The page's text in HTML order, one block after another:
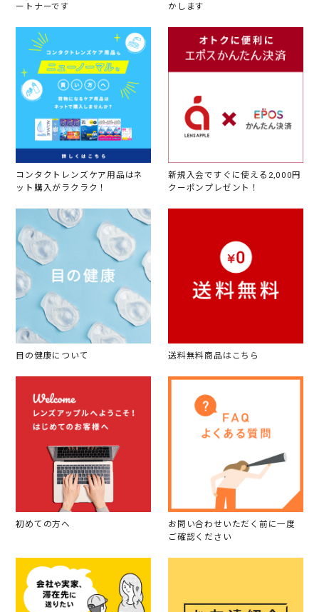
ートナーです
かします
コンタクトレンズケア用品はネ
ット購入がラクラク！
新規入会ですぐに使える2,000円
クーポンプレゼント！
目の健康について 送料無料商品はこちら
初めての方へ
お問い合わせいただく前に一度
ご確認ください